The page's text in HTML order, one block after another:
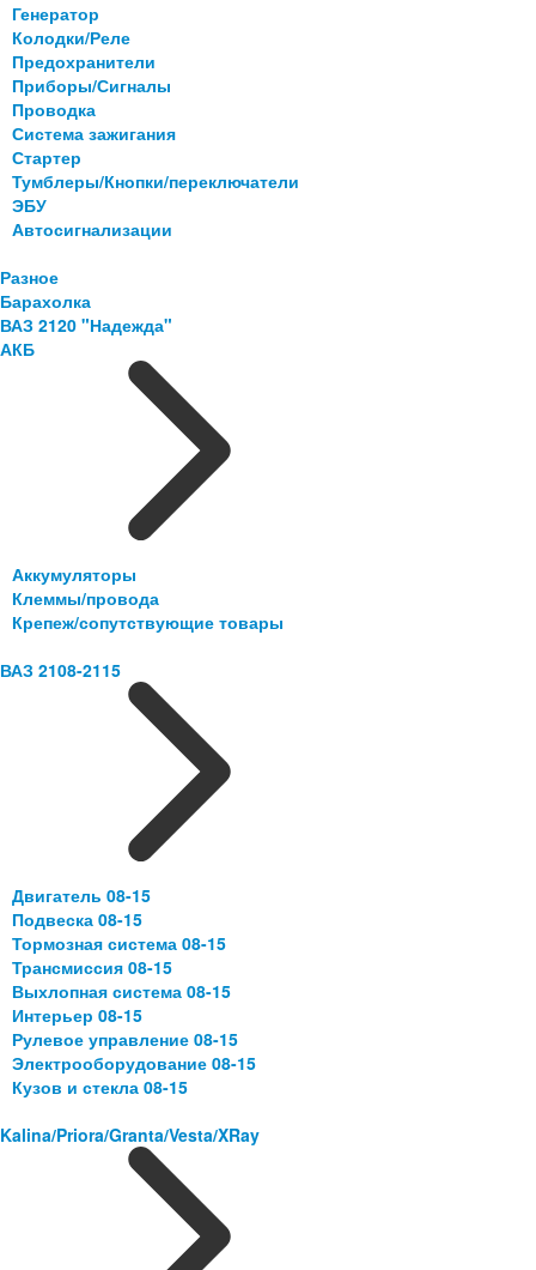
Генератор
Колодки/Реле
Предохранители
Приборы/Сигналы
Проводка
Система зажигания
Стартер
Тумблеры/Кнопки/переключатели
ЭБУ
Автосигнализации
Разное
Барахолка
ВАЗ 2120 "Надежда"
АКБ
Аккумуляторы
Клеммы/провода
Крепеж/сопутствующие товары
ВАЗ 2108-2115
Двигатель 08-15
Подвеска 08-15
Тормозная система 08-15
Трансмиссия 08-15
Выхлопная система 08-15
Интерьер 08-15
Рулевое управление 08-15
Электрооборудование 08-15
Кузов и стекла 08-15
Kalina/Priora/Granta/Vesta/XRay